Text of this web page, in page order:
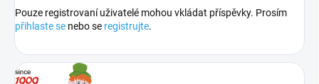
Pouze registrovaní uživatelé mohou vkládat příspěvky. Prosím
přihlaste se nebo se registrujte.